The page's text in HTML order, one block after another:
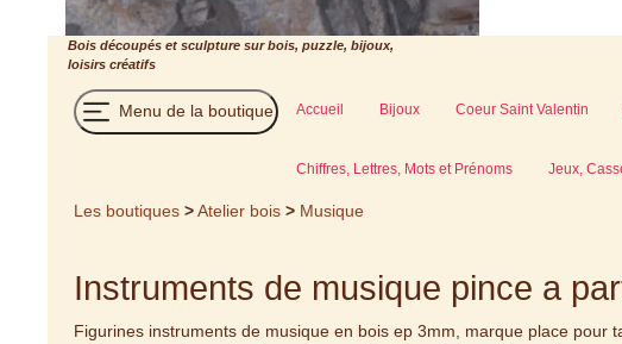
Bois découpés et sculpture sur bois, puzzle, bijoux,
loisirs créatifs
Menu de la boutique Accueil Bijoux Coeur Saint Valentin
Chiffres, Lettres, Mots et Prénoms Jeux,
Les boutiques >Atelier bois > Musique
Instruments de musique pince a
Figurines instruments de musique en bois ep 3mm, marque place pour